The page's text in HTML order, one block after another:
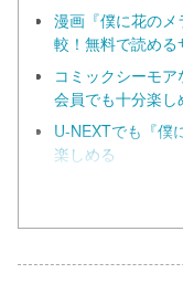
漫画『僕に花の
較！無料で読める
コミックシーモ
会員でも十分楽し
U-NEXTでも『僕
楽しめる